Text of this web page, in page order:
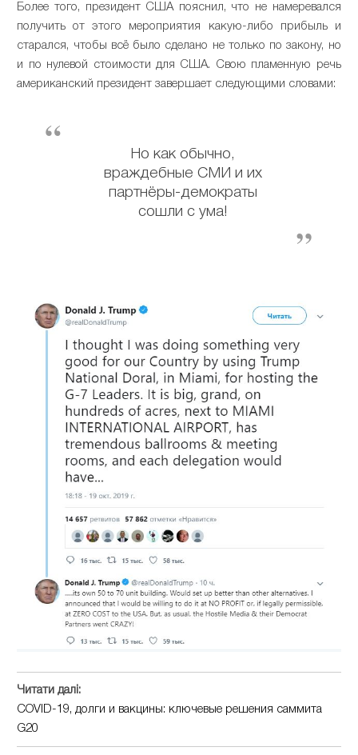
Более того, президент США пояснил, что не намеревался
получить от этого мероприятия какую-либо прибыль и
старался, чтобы всё было сделано не только по закону, но
и по нулевой стоимости для США. Свою пламенную речь
американский президент завершает следующими словами:
Но как обычно,
враждебные СМИ и их
партнёры-демократы
сошли с ума!
Читати далі:
СOVID-19, долги и вакцины: ключевые решения саммита
G20